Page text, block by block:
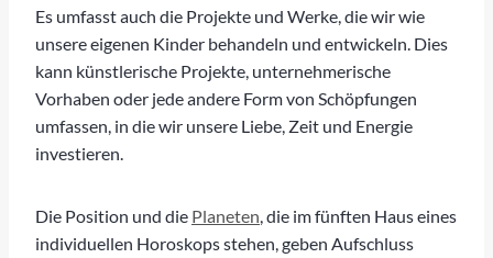
Es umfasst auch die Projekte und Werke, die wir wie
unsere eigenen Kinder behandeln und entwickeln. Dies
kann künstlerische Projekte, unternehmerische
Vorhaben oder jede andere Form von Schöpfungen
umfassen, in die wir unsere Liebe, Zeit und Energie
investieren.
Die Position und die Planeten , die im fünften Haus eines
individuellen Horoskops stehen, geben Aufschluss